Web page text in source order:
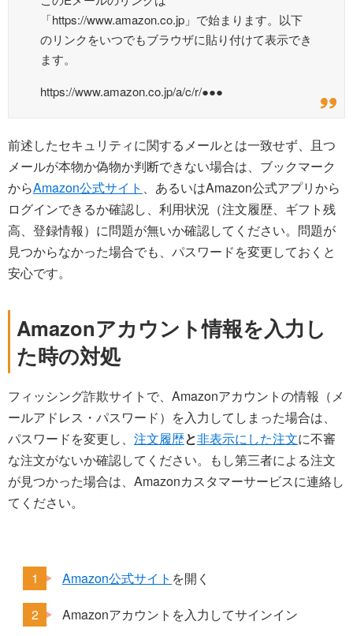
「https://www.amazon.co.jp」で始まります。以下
のリンクをいつでもブラウザに貼り付けて表示でき
ます。
https://www.amazon.co.jp/a/c/r/●●●
前述したセキュリティに関するメールとは一致せず、且つ
メールが本物か偽物か判断できない場合は、ブックマーク
からAmazon公式サイト 、あるいはAmazon公式アプリから
ログインできるか確認し、利用状況（注文履歴、ギフト残
高、登録情報）に問題が無いか確認してください。問題が
見つからなかった場合でも、パスワードを変更しておくと
安心です。
Amazonアカウント情報を入力し
た時の対処
フィッシング詐欺サイトで、Amazonアカウントの情報（メ
ールアドレス・パスワード）を入力してしまった場合は、
パスワードを変更し、 注文履歴と非表示にした注文に不審
な注文がないか確認してください。もし第三者による注文
が見つかった場合は、Amazonカスタマーサービスに連絡し
てください。
Amazon公式サイト を開く
Amazonアカウントを入力してサインイン